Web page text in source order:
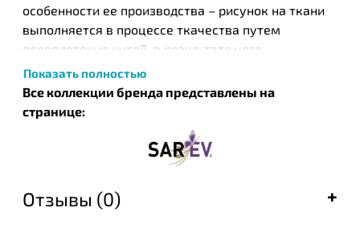
особенности ее производства – рисунок на ткани
выполняется в процессе ткачества путем
переплетения нитей, в результате чего
образуются узоры, а не при помощи нанесения
красителя, поэтому сатин-жаккард еще и
Такая технология производства позволяет
улучшить качества ткани и ее внешний вид,
изготовления элитного постельного белья и
Показать полностью
Все коллекции бренда представлены на
странице:
Отзывы (0)